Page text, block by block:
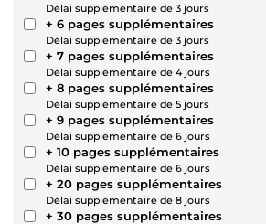
Délai supplémentaire de 3 jours
+ 6 pages supplémentaires
Délai supplémentaire de 3 jours
+ 7 pages supplémentaires
Délai supplémentaire de 4 jours
+ 8 pages supplémentaires
Délai supplémentaire de 5 jours
+ 9 pages supplémentaires
Délai supplémentaire de 6 jours
+ 10 pages supplémentaires
Délai supplémentaire de 6 jours
+ 20 pages supplémentaires
Délai supplémentaire de 8 jours
+ 30 pages supplémentaires